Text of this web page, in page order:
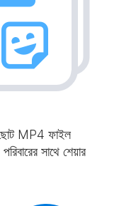
MP4 ফাইল
সাথে শেয়ার